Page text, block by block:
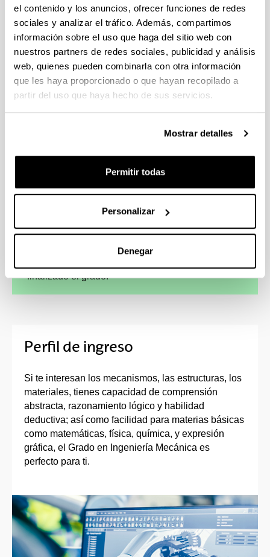
el contenido y los anuncios, ofrecer funciones de redes
sociales y analizar el tráfico. Además, compartimos
información sobre el uso que haga del sitio web con
nuestros partners de redes sociales, publicidad y análisis
web, quienes pueden combinarla con otra información
que les haya proporcionado o que hayan recopilado a
partir del uso que haya hecho de sus servicios.
Mostrar detalles
Permitir todas
Personalizar
Denegar
4 razones para elegir este grado
profesionales.
Esta titulación tiene atribuciones profesionales
legalmente reconocidas.
La demanda laboral en ingeniería mecánica es
cursar parte de los estudios en el extranjero,
finalizado el grado.
Perfil de ingreso
Si te interesan los mecanismos, las estructuras, los
materiales, tienes capacidad de comprensión
abstracta, razonamiento lógico y habilidad
deductiva; así como facilidad para materias básicas
como matemáticas, física, química, y expresión
gráfica, el Grado en Ingeniería Mecánica es
perfecto para ti.